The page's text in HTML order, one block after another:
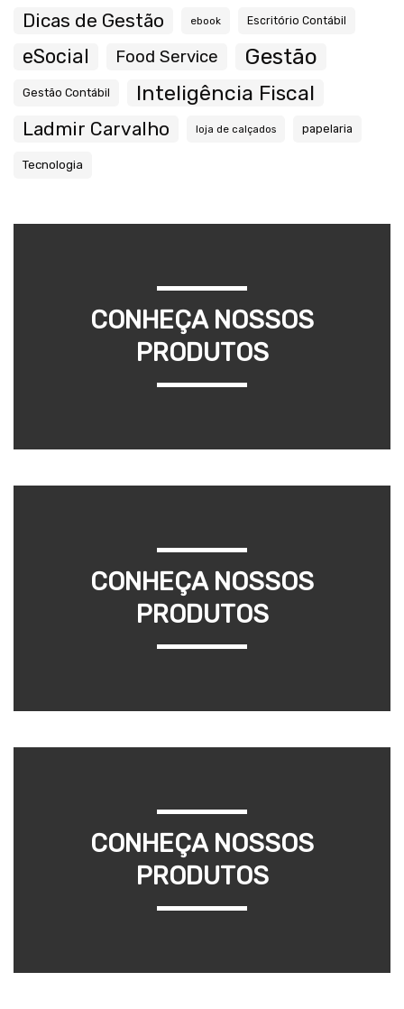
Dicas de Gestão ebook Escritório Contábil
eSocial Food Service Gestão
Gestão Contábil Inteligência Fiscal
Ladmir Carvalho loja de calçados papelaria
Tecnologia
CONHEÇA NOSSOS
PRODUTOS
CONHEÇA NOSSOS
PRODUTOS
CONHEÇA NOSSOS
PRODUTOS